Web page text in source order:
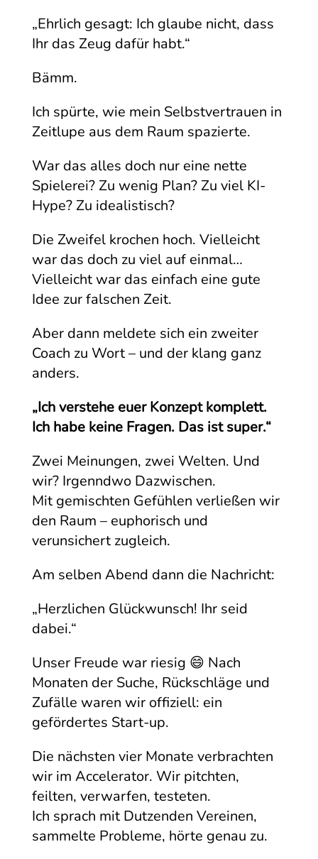
„Ehrlich gesagt: Ich glaube nicht, dass
Ihr das Zeug dafür habt.“
Bämm.
Ich spürte, wie mein Selbstvertrauen in
Zeitlupe aus dem Raum spazierte.
War das alles doch nur eine nette
Spielerei? Zu wenig Plan? Zu viel KI-
Hype? Zu idealistisch?
Die Zweifel krochen hoch. Vielleicht
war das doch zu viel auf einmal…
Vielleicht war das einfach eine gute
Idee zur falschen Zeit.
Aber dann meldete sich ein zweiter
Coach zu Wort – und der klang ganz
anders.
„Ich verstehe euer Konzept komplett.
Ich habe keine Fragen. Das ist super.“
Zwei Meinungen, zwei Welten. Und
wir? Irgenndwo Dazwischen.
Mit gemischten Gefühlen verließen wir
den Raum – euphorisch und
verunsichert zugleich.
Am selben Abend dann die Nachricht:
„Herzlichen Glückwunsch! Ihr seid
dabei.“
Unser Freude war riesig 😄 Nach
Monaten der Suche, Rückschläge und
Zufälle waren wir offiziell: ein
gefördertes Start-up.
Die nächsten vier Monate verbrachten
wir im Accelerator. Wir pitchten,
feilten, verwarfen, testeten.
Ich sprach mit Dutzenden Vereinen,
sammelte Probleme, hörte genau zu.